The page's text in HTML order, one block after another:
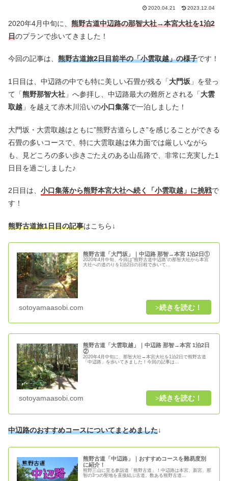
2020.04.21 2023.12.04
2020年4月中旬に、 熊野古道中辺路の那智大社→本宮大社を1泊2
日のプランで歩いてきました！
今回の記事は、 熊野古道旅2日目前半の「小雲取越」の様子です！
1日目は、中辺路の中でも特に美しい石畳が残る「大門坂 」を登っ
て「熊野那智大社 」へ参拝し、中辺路最大の難所とされる「大雲
取越 」を越えて赤木川沿いの小口集落で一泊しました！
大門坂・大雲取越はともに”熊野古道らしさ”を感じることができる
石畳の多いコースで、特に大雲取越は体力面では厳しいながら
も、見どころの多い歩きごたえのある山岳路で、非常に充実した1
日目を過ごしました♪
2日目は、 小口集落から熊野本宮大社へ続く「小雲取越」に挑戦で
す！
熊野古道旅1日目の記事はこちら↓
熊野古道「大門坂」｜中辺路 那智→本宮 1泊2日①
2020年4月中旬、今回は”熊野古道中辺路”の那智大社から本宮
大社への道のりを1泊2日の日程で歩いて...
sotoyamaasobi.com
熊野古道「大雲取越」｜中辺路 那智→本宮 1泊2日
②
2020年4月中旬に、那智大社→本宮大社を1泊2日で熊野古道
「中辺路」を歩いてきました！今回の記事は...
sotoyamaasobi.com
中辺路のおすすめコースについてまとめました↓
熊野古道「中辺路」｜おすすめコースを難易度別
に紹介！
熊野三山に至る参詣道「熊野古道」！中辺路は本宮、新宮、那
智の3つの聖地を直接結ぶ古道。数ある熊野古道...